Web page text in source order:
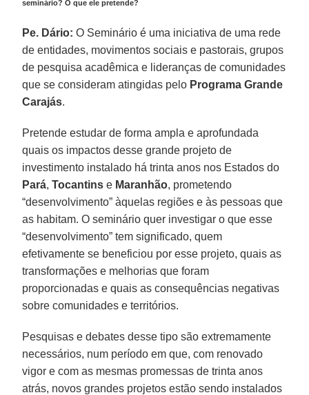
seminário? O que ele pretende?
Pe. Dário: O Seminário é uma iniciativa de uma rede
de entidades, movimentos sociais e pastorais, grupos
de pesquisa acadêmica e lideranças de comunidades
que se consideram atingidas pelo Programa Grande
Carajás.
Pretende estudar de forma ampla e aprofundada
quais os impactos desse grande projeto de
investimento instalado há trinta anos nos Estados do
Pará,Tocantins e Maranhão, prometendo
“desenvolvimento” àquelas regiões e às pessoas que
as habitam. O seminário quer investigar o que esse
“desenvolvimento” tem significado, quem
efetivamente se beneficiou por esse projeto, quais as
transformações e melhorias que foram
proporcionadas e quais as consequências negativas
sobre comunidades e territórios.
Pesquisas e debates desse tipo são extremamente
necessários, num período em que, com renovado
vigor e com as mesmas promessas de trinta anos
atrás, novos grandes projetos estão sendo instalados